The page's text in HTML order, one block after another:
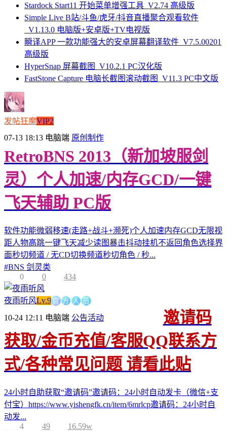
Stardock Start11 开始菜单增强工具_V2.74 高级版
Simple Live B站/斗鱼/虎牙/抖音直播聚合观看软件
_V1.13.0 电脑版+安卓版+TV电视版
瞬译APP 一款功能强大的安卓屏幕翻译软件_V7.5.00201
高级版
HyperSnap 屏幕截图_V10.2.1 PC汉化版
FastStone Capture 电脑长截图滚动截图_V11.3 PC中文版
发帖狂魔VIP2
07-13 18:13 电脑端 原创制作
RetroBNS 2013（新加坡服剑
灵）个人加速/内存GCD/一键
飞天辅助 PC版
软件功能微弱移速(走路+战斗+濒死)个人加速内存GCD无限视
距人物高跳一键飞天减少读图暴击抖动挂机不返回角色选择界
面秒切频道 / 无CD切换频道秒切角色 / 秒...
#BNS 剑灵类
0
0 434
夜雨听风Lv.9官方人员
10-24 12:11 电脑端 公告活动
邀请码
获取/金币充值/客服QQ联系方
式/各种常见问题 请看此贴
24小时自助获取“邀请码”邀请码：24小时自动发卡（微信+支
付宝）https://www.yishengfk.cn/item/6mrlcp邀请码：24小时自
动发...
4
49 16.59w